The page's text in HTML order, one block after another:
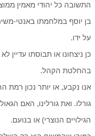
בן יוסף במלחמתו באנטי-
על ידו.
כן ניצחונו או תבוסתו עדיין
בהחלטת הקהל.
אנו נקבע, או יותר נכון רמת
גורלו. ואת גורלינו, האם
הגילויים הנוצרי) או בנועם.